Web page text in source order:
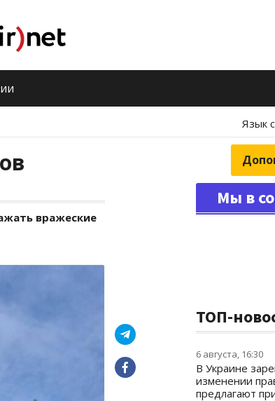
Язык
вражеские
Мы в
ТОП-
6 августа, 16:30
В Украине
изменении
предлагают